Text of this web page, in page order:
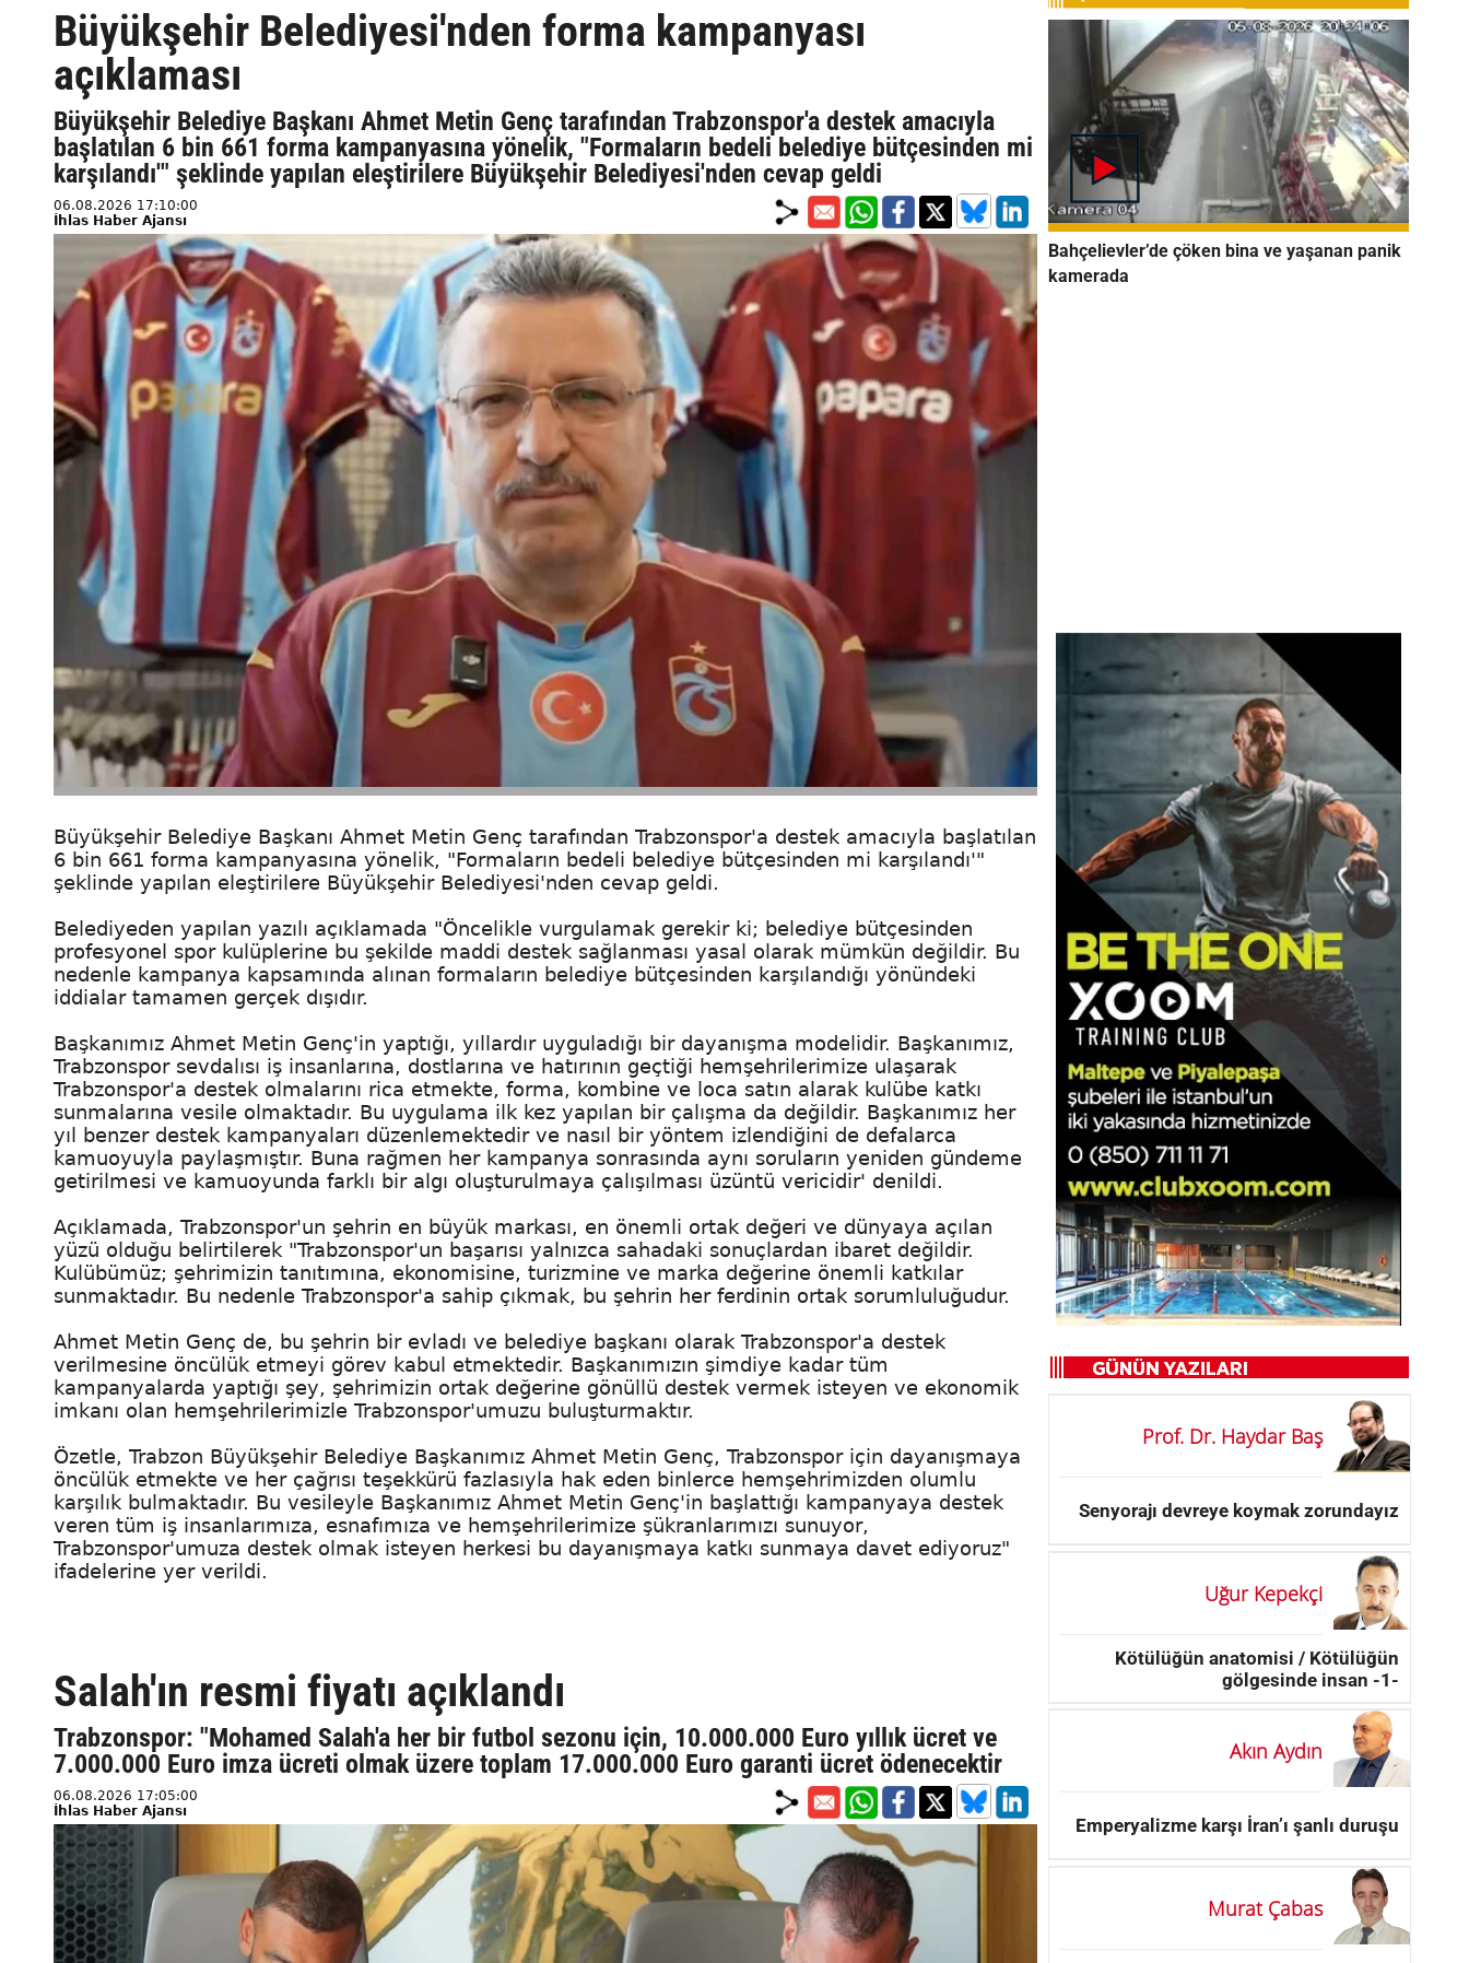
Büyükşehir Belediyesi'nden forma kampanyası
açıklaması
Büyükşehir Belediye Başkanı Ahmet Metin Genç tarafından Trabzonspor'a destek amacıyla
başlatılan 6 bin 661 forma kampanyasına yönelik, "Formaların bedeli belediye bütçesinden mi
karşılandı'" şeklinde yapılan eleştirilere Büyükşehir Belediyesi'nden cevap geldi
06.08.2026 17:10:00
İhlas Haber Ajansı
Büyükşehir Belediye Başkanı Ahmet Metin Genç tarafından Trabzonspor'a destek amacıyla başlatılan
6 bin 661 forma kampanyasına yönelik, "Formaların bedeli belediye bütçesinden mi karşılandı'"
şeklinde yapılan eleştirilere Büyükşehir Belediyesi'nden cevap geldi.
Belediyeden yapılan yazılı açıklamada "Öncelikle vurgulamak gerekir ki; belediye bütçesinden
profesyonel spor kulüplerine bu şekilde maddi destek sağlanması yasal olarak mümkün değildir. Bu
nedenle kampanya kapsamında alınan formaların belediye bütçesinden karşılandığı yönündeki
iddialar tamamen gerçek dışıdır.
Başkanımız Ahmet Metin Genç'in yaptığı, yıllardır uyguladığı bir dayanışma modelidir. Başkanımız,
Trabzonspor sevdalısı iş insanlarına, dostlarına ve hatırının geçtiği hemşehrilerimize ulaşarak
Trabzonspor'a destek olmalarını rica etmekte, forma, kombine ve loca satın alarak kulübe katkı
sunmalarına vesile olmaktadır. Bu uygulama ilk kez yapılan bir çalışma da değildir. Başkanımız her
yıl benzer destek kampanyaları düzenlemektedir ve nasıl bir yöntem izlendiğini de defalarca
kamuoyuyla paylaşmıştır. Buna rağmen her kampanya sonrasında aynı soruların yeniden gündeme
getirilmesi ve kamuoyunda farklı bir algı oluşturulmaya çalışılması üzüntü vericidir' denildi.
Açıklamada, Trabzonspor'un şehrin en büyük markası, en önemli ortak değeri ve dünyaya açılan
yüzü olduğu belirtilerek "Trabzonspor'un başarısı yalnızca sahadaki sonuçlardan ibaret değildir.
Kulübümüz; şehrimizin tanıtımına, ekonomisine, turizmine ve marka değerine önemli katkılar
sunmaktadır. Bu nedenle Trabzonspor'a sahip çıkmak, bu şehrin her ferdinin ortak sorumluluğudur.
Ahmet Metin Genç de, bu şehrin bir evladı ve belediye başkanı olarak Trabzonspor'a destek
verilmesine öncülük etmeyi görev kabul etmektedir. Başkanımızın şimdiye kadar tüm
kampanyalarda yaptığı şey, şehrimizin ortak değerine gönüllü destek vermek isteyen ve ekonomik
imkanı olan hemşehrilerimizle Trabzonspor'umuzu buluşturmaktır.
Özetle, Trabzon Büyükşehir Belediye Başkanımız Ahmet Metin Genç, Trabzonspor için dayanışmaya
öncülük etmekte ve her çağrısı teşekkürü fazlasıyla hak eden binlerce hemşehrimizden olumlu
karşılık bulmaktadır. Bu vesileyle Başkanımız Ahmet Metin Genç'in başlattığı kampanyaya destek
veren tüm iş insanlarımıza, esnafımıza ve hemşehrilerimize şükranlarımızı sunuyor,
Trabzonspor'umuza destek olmak isteyen herkesi bu dayanışmaya katkı sunmaya davet ediyoruz"
ifadelerine yer verildi.
Salah'ın resmi fiyatı açıklandı
Trabzonspor: "Mohamed Salah'a her bir futbol sezonu için, 10.000.000 Euro yıllık ücret ve
7.000.000 Euro imza ücreti olmak üzere toplam 17.000.000 Euro garanti ücret ödenecektir
06.08.2026 17:05:00
İhlas Haber Ajansı
Bahçelievler’de çöken bina ve yaşanan panik
kamerada
Prof. Dr. Haydar Baş
Senyorajı devreye koymak zorundayız
Uğur Kepekçi
Kötülüğün anatomisi / Kötülüğün
gölgesinde insan -1-
Akın Aydın
Emperyalizme karşı İran’ı şanlı duruşu
Murat Çabas